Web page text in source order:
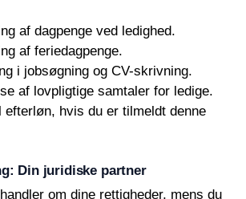
af dagpenge ved ledighed.
af feriedagpenge.
i jobsøgning og CV-skrivning.
af lovpligtige samtaler for ledige.
hvis du er tilmeldt denne
Din juridiske partner
om dine rettigheder, mens du